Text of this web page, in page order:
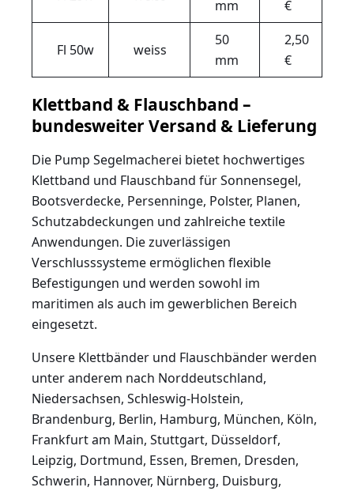
mm
€
Fl 50w weiss
50
mm
2,50
€
Klettband & Flauschband –
bundesweiter Versand & Lieferung
Die Pump Segelmacherei bietet hochwertiges
Klettband und Flauschband für Sonnensegel,
Bootsverdecke, Persenninge, Polster, Planen,
Schutzabdeckungen und zahlreiche textile
Anwendungen. Die zuverlässigen
Verschlusssysteme ermöglichen flexible
Befestigungen und werden sowohl im
maritimen als auch im gewerblichen Bereich
eingesetzt.
Unsere Klettbänder und Flauschbänder werden
unter anderem nach Norddeutschland,
Niedersachsen, Schleswig-Holstein,
Brandenburg, Berlin, Hamburg, München, Köln,
Frankfurt am Main, Stuttgart, Düsseldorf,
Leipzig, Dortmund, Essen, Bremen, Dresden,
Schwerin, Hannover, Nürnberg, Duisburg,